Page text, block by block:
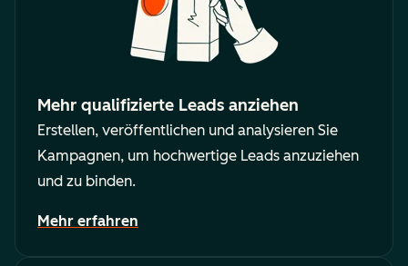
Mehr qualifizierte Leads anziehen
Erstellen, veröffentlichen und analysieren Sie
Kampagnen, um hochwertige Leads anzuziehen
und zu binden.
Mehr erfahren